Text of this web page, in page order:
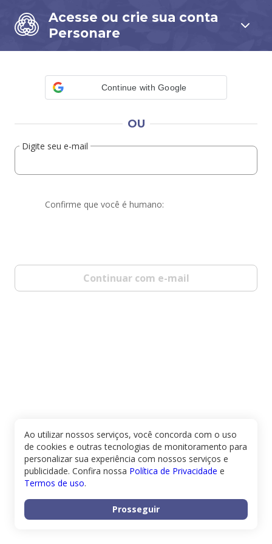
Acesse ou crie sua conta
Personare
Continue with Google
OU
Digite seu e-mail
Confirme que você é humano:
Continuar com e-mail